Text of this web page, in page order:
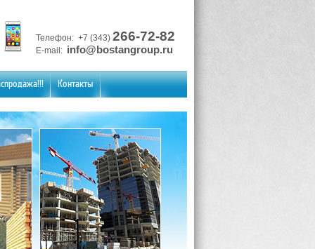
Телефон: +7 (343) 266-72-82
E-mail: info@bostangroup.ru
Контакты